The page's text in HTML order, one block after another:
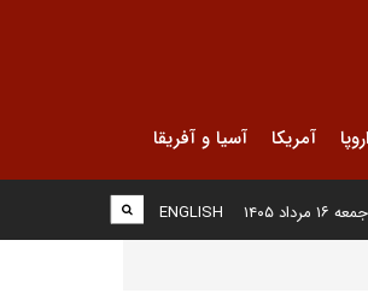
اروپا آمریکا آسیا و آفریقا
ENGLISH جمعه ۱۶ مرداد ۱۴۰۵